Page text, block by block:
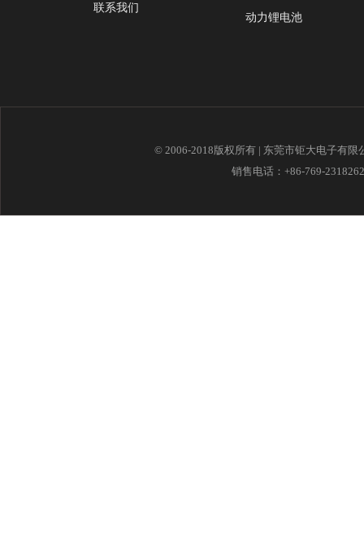
联系我们
动力锂电池
© 2006-2018版权所有 | 东莞市钜大电子有
销售电话：+86-769-